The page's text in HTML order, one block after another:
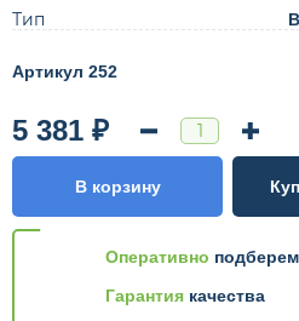
Тип
Артикул 252
Оперативно
Гарантия качества
5 381 ₽
В корзину